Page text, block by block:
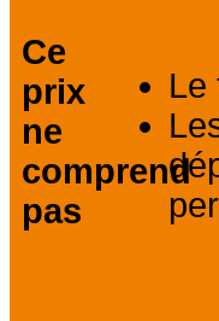
Ce
prix
ne
comprend
pas
Le